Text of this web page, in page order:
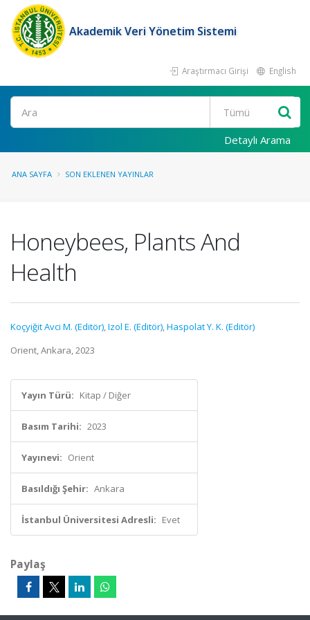
Akademik Veri Yönetim Sistemi
Araştırmacı Girişi English
Ara
Detaylı Arama
ANA SAYFA SON EKLENEN YAYINLAR
Honeybees, Plants And
Health
Koçyiğit Avci M. (Editör),Izol E. (Editör),Haspolat Y. K. (Editör)
Orient, Ankara, 2023
Yayın Türü: Kitap / Diğer
Basım Tarihi: 2023
Yayınevi: Orient
Basıldığı Şehir: Ankara
İstanbul Üniversitesi Adresli: Evet
Paylaş